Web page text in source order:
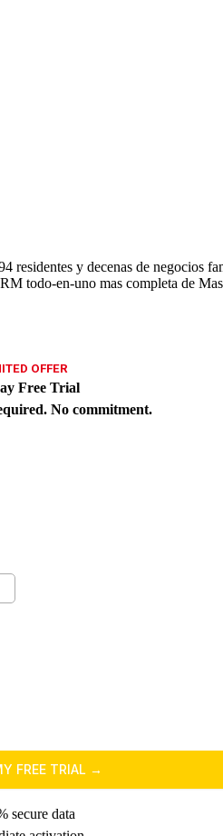
y decenas de negocios
todo-en-uno mas completa de